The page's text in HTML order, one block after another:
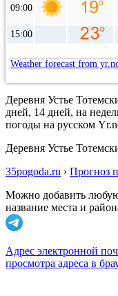
09:00
15:00
Weather forecast from
Деревня Устье
дней, 14 дней, на
погоды на русском
Деревня Устье
35pogoda.ru › Прогноз
Можно добавить
название места и
Адрес электронной
просмотра адреса в